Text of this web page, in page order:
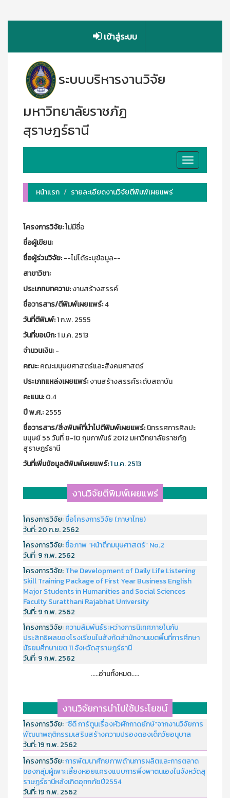
เข้าสู่ระบบ
ระบบบริหารงานวิจัย
มหาวิทยาลัยราชภัฏ
สุราษฎร์ธานี
Toggle
navigation
หน้าแรก
รายละเอียดงานวิจัยตีพิมพ์เผยแพร่
โครงการวิจัย:ไม่มีชื่อ
ชื่อผู้เขียน:
ชื่อผู้ร่วมวิจัย:--ไม่ได้ระบุข้อมูล--
สาขาวิชา:
ประเภทบทความ:งานสร้างสรรค์
ชื่อวารสาร/ตีพิมพ์เผยแพร์:4
วันที่ตีพิมพ์:1 ก.พ. 2555
วันที่ขอเบิก:1 ม.ค. 2513
จำนวนเงิน:-
คณะ:คณะมนุษยศาสตร์และสังคมศาสตร์
ประเภทแหล่งเผยแพร์:งานสร้างสรรค์ระดับสถาบัน
คะแนน:0.4
ปี พ.ศ.:2555
ชื่อวารสาร/สิ่งพิมพ์ที่นำไปตีพิมพ์เผยแพร์:นิทรรศการศิลปะ
มนุษย์ 55 วันที่ 8-10 กุมภาพันธ์ 2012 มหาวิทยาลัยราชภัฏ
สุราษฎร์ธานี
วันที่เพิ่มข้อมูลตีพิมพ์เผยแพร์:1 ม.ค. 2513
งานวิจัยตีพิมพ์เผยแพร่
โครงการวิจัย:ชื่อโครงการวิจัย (ภาษาไทย)
วันที่:20 ก.ย. 2562
โครงการวิจัย:ชื่อภาพ “หน้าตึกมนุษศาสตร์” No.2
วันที่:9 ก.พ. 2562
โครงการวิจัย:The Development of Daily Life Listening
Skill Training Package of First Year Business English
Major Students in Humanities and Social Sciences
Faculty Suratthani Rajabhat University
วันที่:9 ก.พ. 2562
โครงการวิจัย:ความสัมพันธ์ระหว่างการนิเทศภายในกับ
ประสิทธิผลของโรงเรียนในสังกัดสำนักงานเขตพื้นที่การศึกษา
มัธยมศึกษาเขต 11 จังหวัดสุราษฎร์ธานี
วันที่:9 ก.พ. 2562
.....อ่านทั้งหมด.....
งานวิจัยการนำไปใช้ประโยชน์
โครงการวิจัย:“ซีดี การ์ตูนเรื่องหัวผักกาดยักษ์”จากงานวิจัยการ
พัฒนาพฤติกรรมเสริมสร้างความปรองดองเด็กวัยอนุบาล
วันที่:19 ก.พ. 2562
โครงการวิจัย:การพัฒนาศักยภาพด้านการผลิตและการตลาด
ของกลุ่มผู้เพาะเลี้ยงหอยแครงแบบการพึ่งพาตนเองในจังหวัดสุ
ราษฏร์ธานีหลังเกิดอุทกภัยปี2554
วันที่:19 ก.พ. 2562